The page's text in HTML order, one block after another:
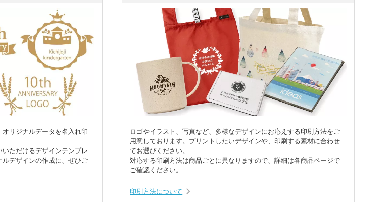
リジナルデータを名入れ印
ただけるデザインテンプレ
デザインの作成に、ぜひご
ロゴやイラスト、写真など、多様なデザインにお応えする印刷方法をご
用意しております。プリントしたいデザインや、印刷する素材に合わせ
てお選びください。
対応する印刷方法は商品ごとに異なりますので、詳細は各商品ページで
ご確認ください。
印刷方法について